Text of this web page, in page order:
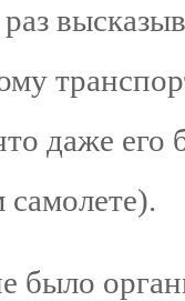
даже его
самолете).
было